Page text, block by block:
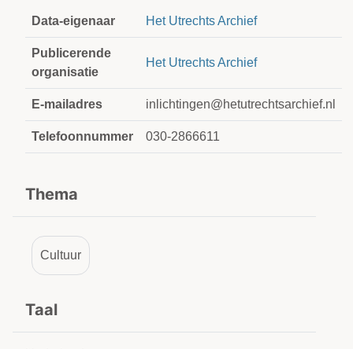
Data-eigenaar Het Utrechts Archief
Publicerende
organisatie
Het Utrechts Archief
E-mailadres inlichtingen@hetutrechtsarchief.nl
Telefoonnummer 030-2866611
Thema
Cultuur
Taal